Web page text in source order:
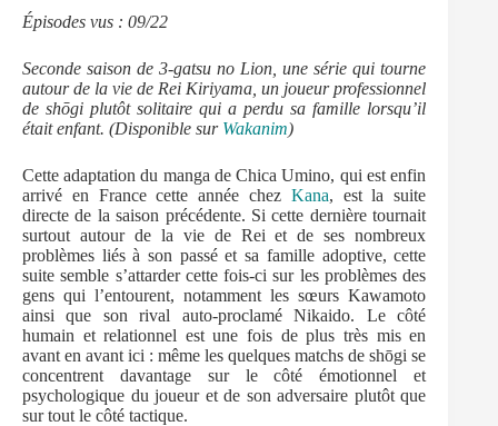
Épisodes vus : 09/22
Seconde saison de 3-gatsu no Lion, une série qui tourne
autour de la vie de Rei Kiriyama, un joueur professionnel
de shōgi plutôt solitaire qui a perdu sa famille lorsqu’il
était enfant. (Disponible sur Wakanim)
Cette adaptation du manga de Chica Umino, qui est enfin
arrivé en France cette année chez Kana, est la suite
directe de la saison précédente. Si cette dernière tournait
surtout autour de la vie de Rei et de ses nombreux
problèmes liés à son passé et sa famille adoptive, cette
suite semble s’attarder cette fois-ci sur les problèmes des
gens qui l’entourent, notamment les sœurs Kawamoto
ainsi que son rival auto-proclamé Nikaido. Le côté
humain et relationnel est une fois de plus très mis en
avant en avant ici : même les quelques matchs de shōgi se
concentrent davantage sur le côté émotionnel et
psychologique du joueur et de son adversaire plutôt que
sur tout le côté tactique.